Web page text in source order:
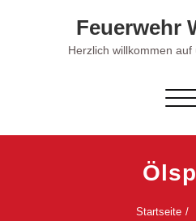
Feuerwehr
Herzlich willkommen
Startseite